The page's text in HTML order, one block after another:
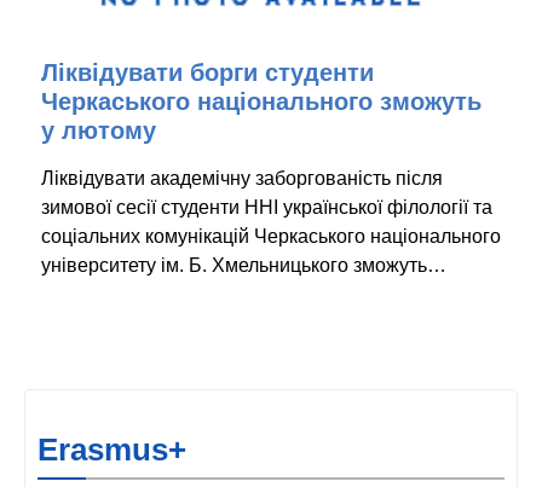
Ліквідувати борги студенти
Черкаського національного зможуть
у лютому
Ліквідувати академічну заборгованість після
зимової сесії студенти ННІ української філології та
соціальних комунікацій Черкаського національного
університету ім. Б. Хмельницького зможуть…
Erasmus+